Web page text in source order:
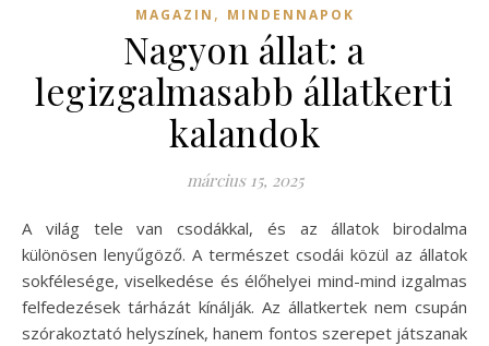
MAGAZIN , MINDENNAPOK
Nagyon állat: a
legizgalmasabb állatkerti
kalandok
március 15, 2025
A világ tele van csodákkal, és az állatok birodalma
különösen lenyűgöző. A természet csodái közül az állatok
sokfélesége, viselkedése és élőhelyei mind-mind izgalmas
felfedezések tárházát kínálják. Az állatkertek nem csupán
szórakoztató helyszínek, hanem fontos szerepet játszanak